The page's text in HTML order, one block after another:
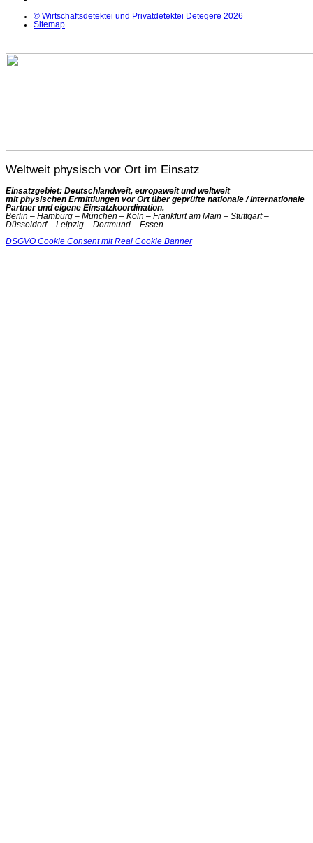
© Wirtschaftsdetektei und Privatdetektei Detegere 2026
Sitemap
Weltweit physisch vor Ort im Einsatz
Einsatzgebiet: Deutschlandweit, europaweit und weltweit
mit physischen Ermittlungen vor Ort über geprüfte nationale / internationale
Partner und eigene Einsatzkoordination.
Berlin – Hamburg – München – Köln – Frankfurt am Main – Stuttgart –
Düsseldorf – Leipzig – Dortmund – Essen
DSGVO Cookie Consent mit Real Cookie Banner